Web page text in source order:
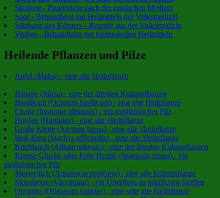
Skoliose - Prophylaxe nach der russischen Medizin
Soor - Behandlung mit Heilmitteln der Volksmedizin
Stärkung des Körpers - Rezepte aus der Volksmedizin
Vitiligo - Behandlung mit traditionellen Heilmitteln
Heilende Pflanzen und Pilze
Apfel (Malus) - eine alte Heilpflanze
Banane (Musa) - eine der ältesten Kulturpflanzen
Basilikum (Ocimum basilicum) - eine alte Heilpflanze
Chaga (Inonotus obliquus) - ein medizinischer Pilz
Hopfen (Humulus) - eine alte Heilpflanze
Große Klette (Arctium lappa) - eine alte Heilpflanze
Heil-Ziest (Stachys officinalis) - eine alte Heilpflanze
Knoblauch (Allium sativum) - eine der ältesten Kulturpflanzen
Krause Glucke oder Fette Henne (Sparassis crispa) - ein
medizinischer Pilz
Meerrettich (Armoracia rusticana) - eine alte Kulturpflanze
Moosbeere (Vaccinium) - ein Überfluss an nützlichen Stoffen
Oregano (Origanum vulgare) - eine sehr alte Heilpflanze